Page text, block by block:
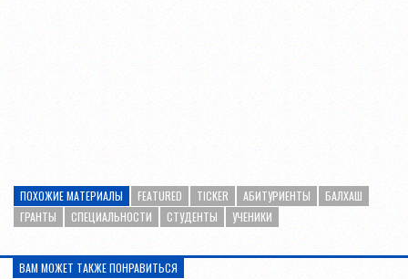
ПОХОЖИЕ МАТЕРИАЛЫ FEATURED TICKER АБИТУРИЕНТЫ
БАЛХАШ
ГРАНТЫ
СПЕЦИАЛЬНОСТИ СТУДЕНТЫ УЧЕНИКИ
ВАМ МОЖЕТ ТАКЖЕ ПОНРАВИТЬСЯ